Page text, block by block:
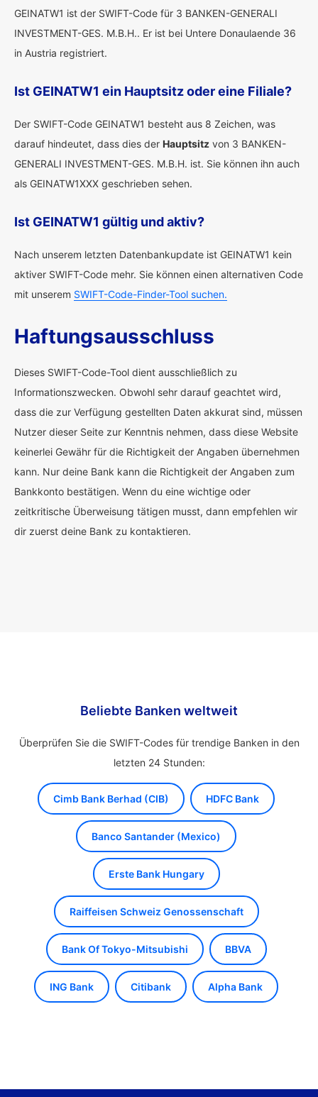
GEINATW1 ist der SWIFT-Code für 3 BANKEN-GENERALI
INVESTMENT-GES. M.B.H.. Er ist bei Untere Donaulaende 36
in Austria registriert.
Ist GEINATW1 ein Hauptsitz oder eine Filiale?
Der SWIFT-Code GEINATW1 besteht aus 8 Zeichen, was
darauf hindeutet, dass dies der Hauptsitz von 3 BANKEN-
GENERALI INVESTMENT-GES. M.B.H. ist. Sie können ihn auch
als GEINATW1XXX geschrieben sehen.
Ist GEINATW1 gültig und aktiv?
Nach unserem letzten Datenbankupdate ist GEINATW1 kein
aktiver SWIFT-Code mehr. Sie können einen alternativen Code
mit unserem SWIFT-Code-Finder-Tool suchen.
Haftungsausschluss
Dieses SWIFT-Code-Tool dient ausschließlich zu
Informationszwecken. Obwohl sehr darauf geachtet wird,
dass die zur Verfügung gestellten Daten akkurat sind, müssen
Nutzer dieser Seite zur Kenntnis nehmen, dass diese Website
keinerlei Gewähr für die Richtigkeit der Angaben übernehmen
kann. Nur deine Bank kann die Richtigkeit der Angaben zum
Bankkonto bestätigen. Wenn du eine wichtige oder
zeitkritische Überweisung tätigen musst, dann empfehlen wir
dir zuerst deine Bank zu kontaktieren.
Beliebte Banken weltweit
Überprüfen Sie die SWIFT-Codes für trendige Banken in den
letzten 24 Stunden:
Cimb Bank Berhad (CIB) HDFC Bank
Banco Santander (Mexico)
Erste Bank Hungary
Raiffeisen Schweiz Genossenschaft
Bank Of Tokyo-Mitsubishi BBVA
ING Bank Citibank Alpha Bank